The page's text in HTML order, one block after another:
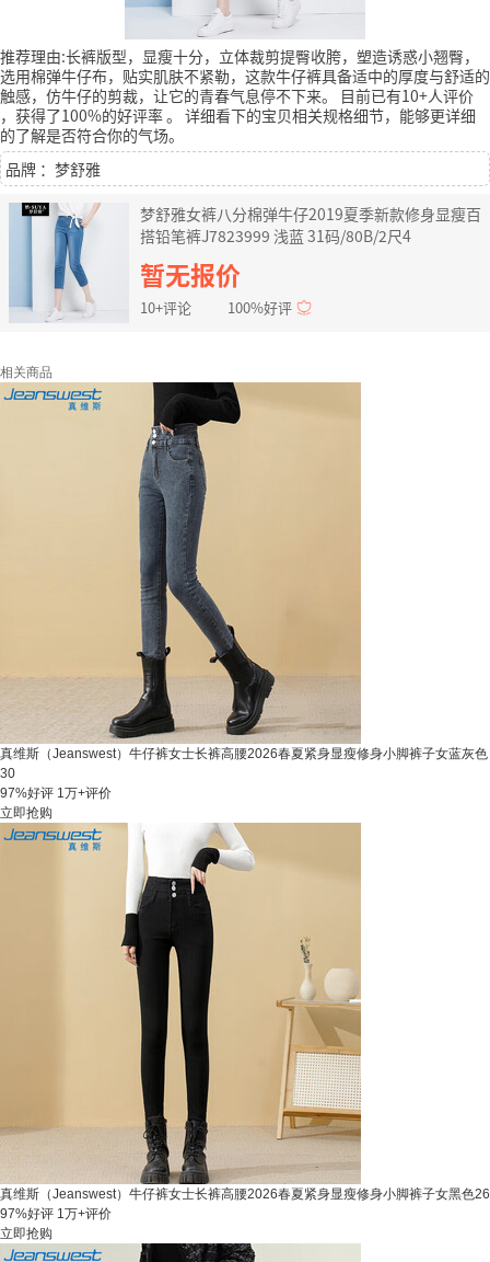
推荐理由:长裤版型，显瘦十分，立体裁剪提臀收胯，塑造诱惑小翘臀，
选用棉弹牛仔布，贴实肌肤不紧勒，这款牛仔裤具备适中的厚度与舒适的
触感，仿牛仔的剪裁，让它的青春气息停不下来。
目前已有10+人评价
，获得了100%的好评率。 详细看下的宝贝相关规格细节，能够更详细
的了解是否符合你的气场。
品牌 ：梦舒雅
梦舒雅女裤八分棉弹牛仔2019夏季新款修身显瘦百
搭铅笔裤J7823999 浅蓝 31码/80B/2尺4
暂无报价
10+评论 100%好评
相关商品
真维斯（Jeanswest）牛仔裤女士长裤高腰2026春夏紧身显瘦修身小脚裤子女蓝灰色
30
97%好评 1万+评价
立即抢购
真维斯（Jeanswest）牛仔裤女士长裤高腰2026春夏紧身显瘦修身小脚裤子女黑色26
97%好评 1万+评价
立即抢购